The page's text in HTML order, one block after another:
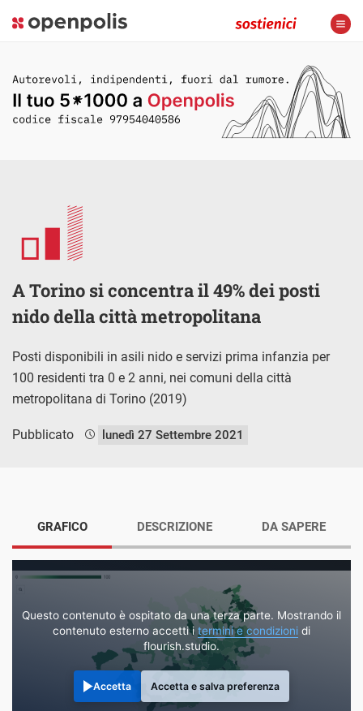
A Torino si concentra il 49% dei posti
nido della città metropolitana
Posti disponibili in asili nido e servizi prima infanzia per
100 residenti tra 0 e 2 anni, nei comuni della città
metropolitana di Torino (2019)
Pubblicato lunedì 27 Settembre 2021
GRAFICO
Questo contenuto è ospitato da una terza parte. Mostrando il
contenuto esterno accetti itermini e condizioni di
flourish.studio.
Accetta Accetta e salva preferenza
DESCRIZIONE DA SAPERE